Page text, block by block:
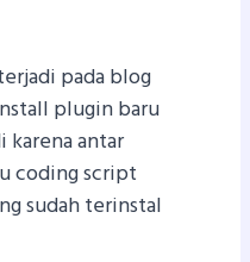
pada blog
plugin baru
antar
coding script
sudah terinstal